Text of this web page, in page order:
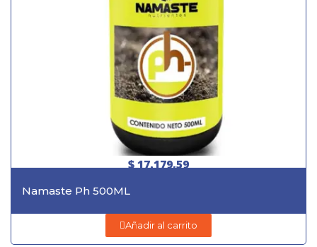
$ 17.179,59
Namaste Ph 500ML
Añadir al carrito